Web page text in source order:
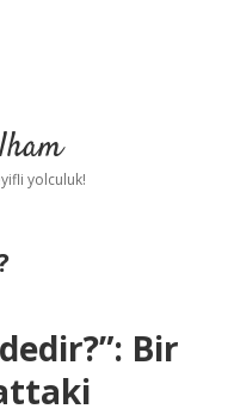
yolculuk!
Bir